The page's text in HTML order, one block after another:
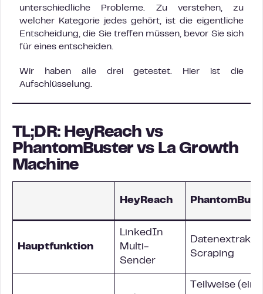
unterschiedliche Probleme. Zu verstehen, zu
welcher Kategorie jedes gehört, ist die eigentliche
Entscheidung, die Sie treffen müssen, bevor Sie sich
für eines entscheiden.
Wir haben alle drei getestet. Hier ist die
Aufschlüsselung.
TL;DR: HeyReach vs
PhantomBuster vs La Growth
Machine
HeyReach
Hauptfunktion
LinkedIn
Multi-
Sender
Scraping
Teilweise